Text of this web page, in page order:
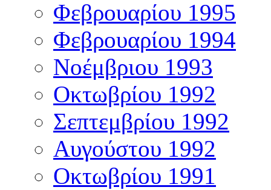
Φεβρουαρίου 1995
Φεβρουαρίου 1994
Νοέμβριου 1993
Οκτωβρίου 1992
Σεπτεμβρίου 1992
Αυγούστου 1992
Οκτωβρίου 1991